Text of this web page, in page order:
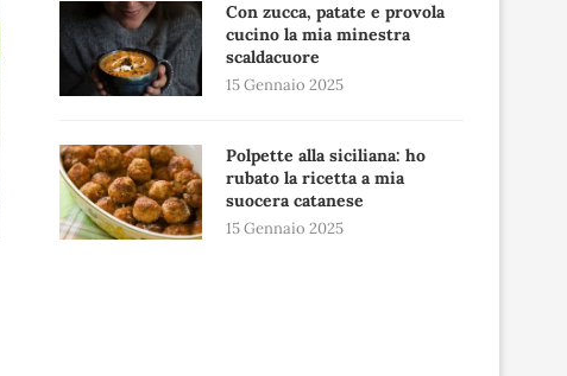
Con zucca, patate e provola
cucino la mia minestra
scaldacuore
15 Gennaio 2025
Polpette alla siciliana: ho
rubato la ricetta a mia
suocera catanese
15 Gennaio 2025